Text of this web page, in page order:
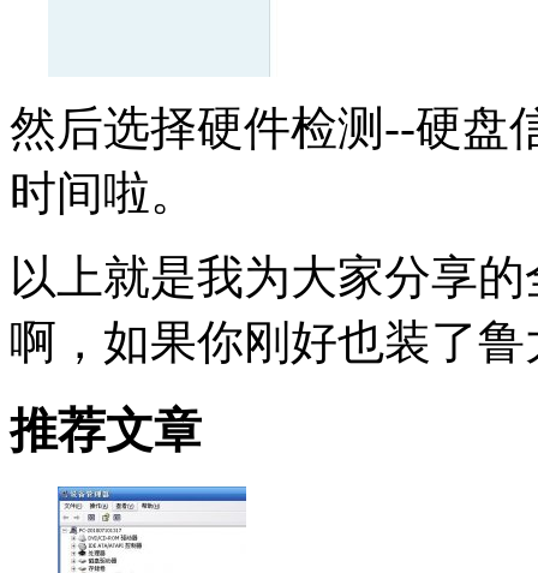
然后选择硬件检测--硬盘
时间啦。
以上就是我为大家分享
啊，如果你刚好也装了
推荐文章